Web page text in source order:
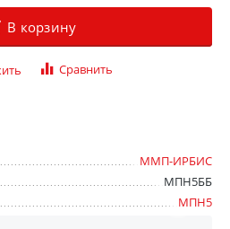
В корзину
Сравнить
ММП-ИРБИС
МПН5ББ
МПН5